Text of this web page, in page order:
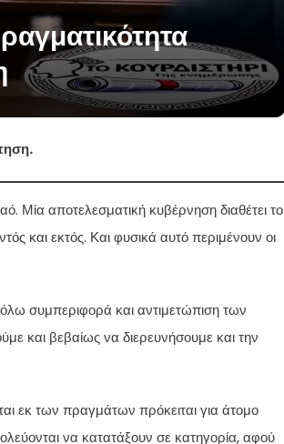
Μία αποτελεσματική κυβέρνηση διαθέτει το
και εκτός. Και φυσικά αυτό περιμένουν οι
συμπεριφορά και αντιμετώπιση των
και βεβαίως να διερευνήσουμε και την
εκ των πραγμάτων πρόκειται για άτομο
να κατατάξουν σε κατηγορία, αφού